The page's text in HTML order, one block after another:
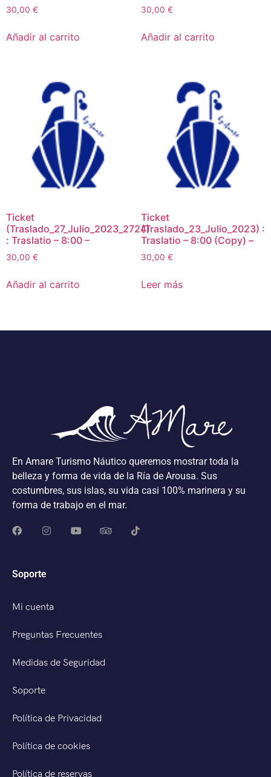
30,00 €
Añadir al carrito
30,00 €
Añadir al carrito
Ticket
(Traslado_27_Julio_2023_2724)
: Traslatio – 8:00 –
30,00 €
Añadir al carrito
Ticket
(Traslado_23_Julio_2023) :
Traslatio – 8:00 (Copy) –
30,00 €
Leer más
En Amare Turismo Náutico queremos mostrar toda la
belleza y forma de vida de la Ría de Arousa. Sus
costumbres, sus islas, su vida casi 100% marinera y su
forma de trabajo en el mar.
Soporte
Mi cuenta
Preguntas Frecuentes
Medidas de Seguridad
Soporte
Política de Privacidad
Política de cookies
Política de reservas